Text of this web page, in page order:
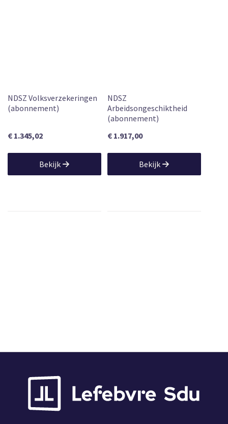
NDSZ Volksverzekeringen
(abonnement)
€ 1.345,02
Bekijk
NDSZ
Arbeidsongeschiktheid
(abonnement)
€ 1.917,00
Bekijk